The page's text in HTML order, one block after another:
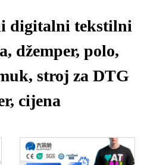
digitalni tekstilni
džemper, polo,
stroj za DTG
cijena